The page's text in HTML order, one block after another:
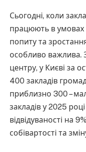
Сьогодні, коли
працюють в умовах
попиту та
особливо важлива.
центру, у Києві за
400 закладів
приблизно 300 –
закладів у 2025
відвідуваності на
собівартості та